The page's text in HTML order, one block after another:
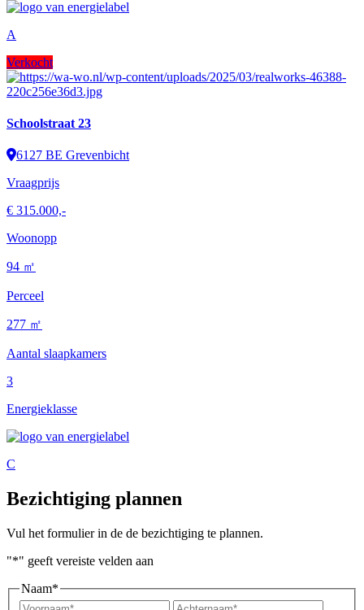
A
Verkocht
Schoolstraat 23
6127 BE Grevenbicht
Vraagprijs
€ 315.000,-
Woonopp
94 ㎡
Perceel
277 ㎡
Aantal slaapkamers
3
Energieklasse
C
Bezichtiging plannen
Vul het formulier in de de bezichtiging te plannen.
"*" geeft vereiste velden aan
Naam*
Voornaam*